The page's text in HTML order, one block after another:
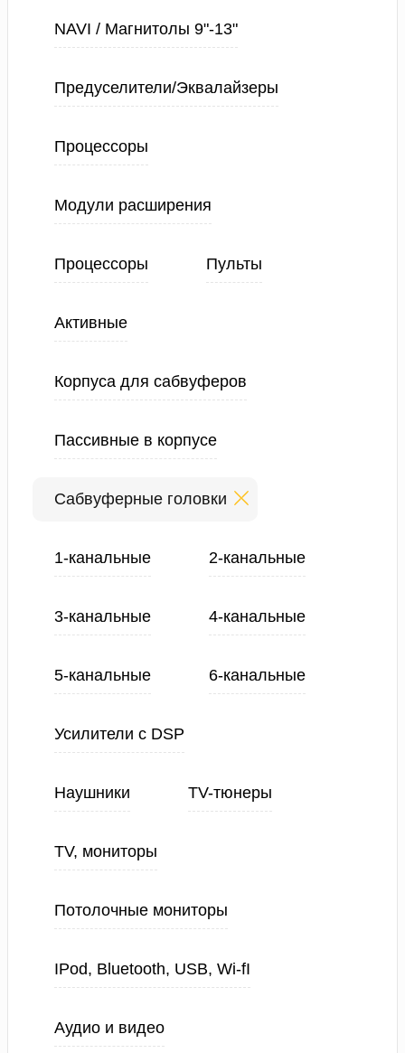
NAVI / Магнитолы 9"-13"
Предуселители/Эквалайзеры
Процессоры
Модули расширения
Процессоры Пульты
Активные
Корпуса для сабвуферов
Пассивные в корпусе
Сабвуферные головки
1-канальные 2-канальные
3-канальные 4-канальные
5-канальные 6-канальные
Усилители с DSP
Наушники TV-тюнеры
TV, мониторы
Потолочные мониторы
IPod, Bluetooth, USB, Wi-fI
Аудио и видео